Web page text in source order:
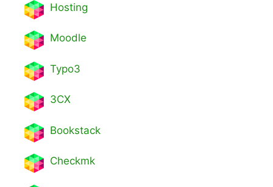
Hosting
Moodle
Typo3
3CX
Bookstack
Checkmk